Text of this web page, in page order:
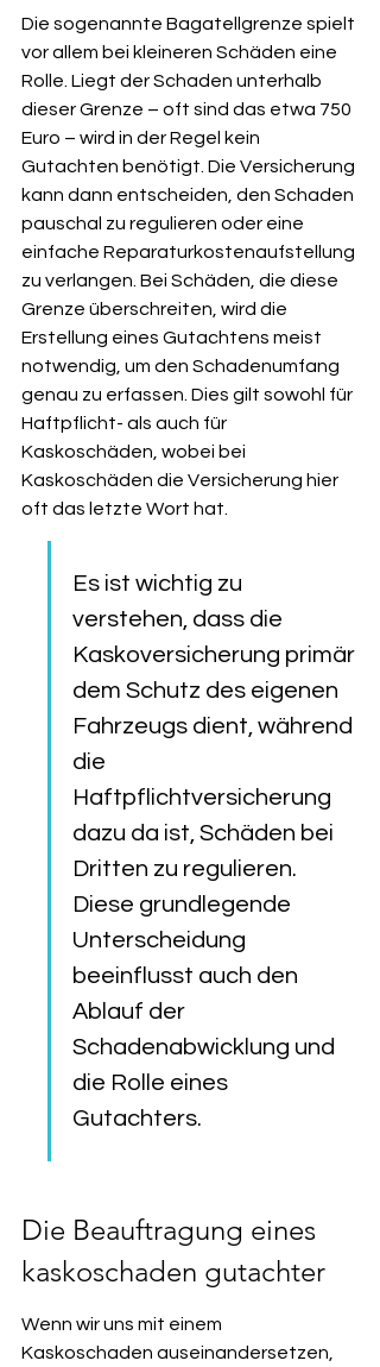
Die sogenannte Bagatellgrenze spielt
vor allem bei kleineren Schäden eine
Rolle. Liegt der Schaden unterhalb
dieser Grenze – oft sind das etwa 750
Euro – wird in der Regel kein
Gutachten benötigt. Die Versicherung
kann dann entscheiden, den Schaden
pauschal zu regulieren oder eine
einfache Reparaturkostenaufstellung
zu verlangen. Bei Schäden, die diese
Grenze überschreiten, wird die
Erstellung eines Gutachtens meist
notwendig, um den Schadenumfang
genau zu erfassen. Dies gilt sowohl für
Haftpflicht- als auch für
Kaskoschäden, wobei bei
Kaskoschäden die Versicherung hier
oft das letzte Wort hat.
Es ist wichtig zu
verstehen, dass die
Kaskoversicherung primär
dem Schutz des eigenen
Fahrzeugs dient, während
die
Haftpflichtversicherung
dazu da ist, Schäden bei
Dritten zu regulieren.
Diese grundlegende
Unterscheidung
beeinflusst auch den
Ablauf der
Schadenabwicklung und
die Rolle eines
Gutachters.
Die Beauftragung eines
kaskoschaden gutachter
Wenn wir uns mit einem
Kaskoschaden auseinandersetzen,